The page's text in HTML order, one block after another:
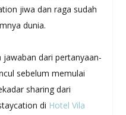
jiwa dan raga sudah
dunia.
jawaban dari pertanyaan-
sebelum memulai
sharing dari
di Hotel Vila